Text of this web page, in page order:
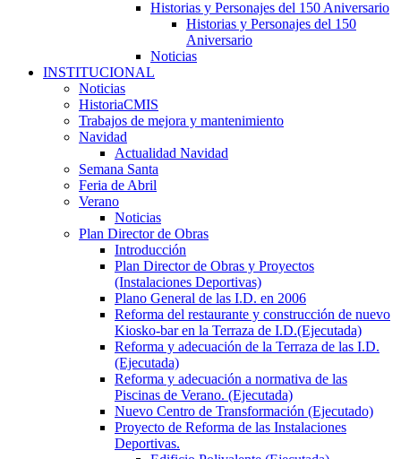
Historias y Personajes del 150 Aniversario
Historias y Personajes del 150
Aniversario
Noticias
INSTITUCIONAL
Noticias
HistoriaCMIS
Trabajos de mejora y mantenimiento
Navidad
Actualidad Navidad
Semana Santa
Feria de Abril
Verano
Noticias
Plan Director de Obras
Introducción
Plan Director de Obras y Proyectos
(Instalaciones Deportivas)
Plano General de las I.D. en 2006
Reforma del restaurante y construcción de nuevo
Kiosko-bar en la Terraza de I.D.(Ejecutada)
Reforma y adecuación de la Terraza de las I.D.
(Ejecutada)
Reforma y adecuación a normativa de las
Piscinas de Verano. (Ejecutada)
Nuevo Centro de Transformación (Ejecutado)
Proyecto de Reforma de las Instalaciones
Deportivas.